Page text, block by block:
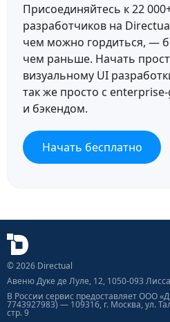
Присоединяйтесь к 22
разработчиков на
чем можно гордиться, —
чем раньше. Начать
визуальному UI
так же просто с
и бэкендом.
Начать бесплатно
© 2026 Directual
Авеню Дуке де Луле, 12, 1050-093
В России сервис предоставляет ООО
7743927983) — 109316, г. Москва, ул.
стр. 9